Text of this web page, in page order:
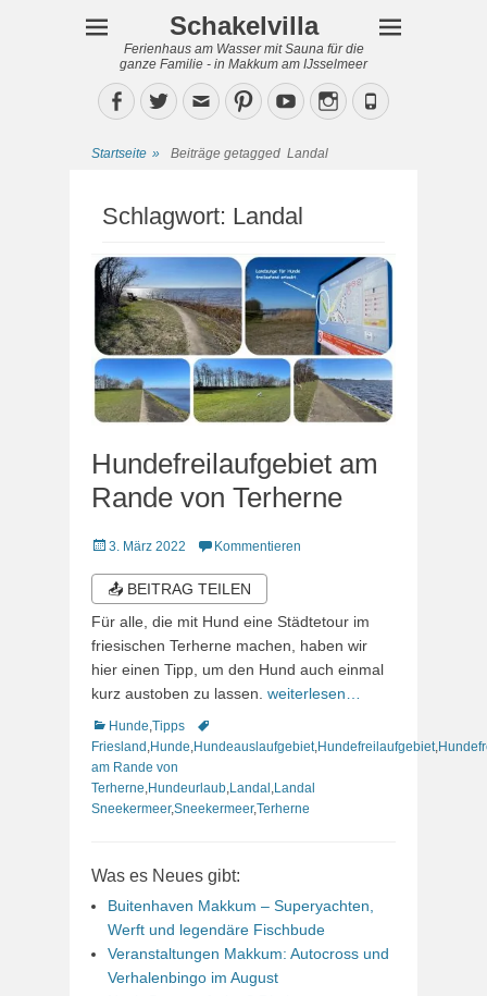
Schakelvilla
Ferienhaus am Wasser mit Sauna für die
ganze Familie - in Makkum am IJsselmeer
Facebook
TwitterEmailPinterestYouTubeInstagram
Phone
Startseite » Beiträge getagged Landal
Schlagwort: Landal
Hundefreilaufgebiet am
Rande von Terherne
Veröffentlicht
3. März 2022 Kommentieren
📤 BEITRAG TEILEN
Für alle, die mit Hund eine Städtetour im
friesischen Terherne machen, haben wir
hier einen Tipp, um den Hund auch einmal
kurz austoben zu lassen. weiterlesen…
Kategorien
Hunde Tipps
Schlagworte
Friesland Hunde Hundeauslaufgebiet, Hundefreilaufgebiet
am Rande von
Terherne Hundeurlaub Landal Landal
Sneekermeer,Sneekermeer,Terherne
Was es Neues gibt:
Buitenhaven Makkum – Superyachten,
Werft und legendäre Fischbude
Veranstaltungen Makkum: Autocross und
Verhalenbingo im August